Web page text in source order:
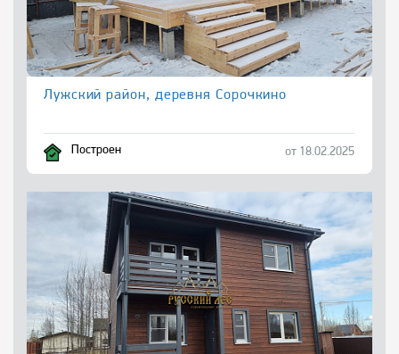
Лужский район, деревня Сорочкино
Построен от 18.02.2025